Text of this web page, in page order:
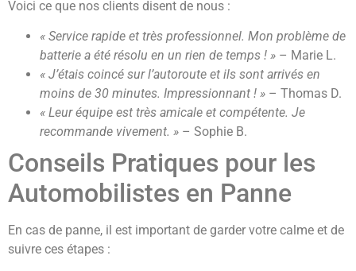
Voici ce que nos clients disent de nous :
« Service rapide et très professionnel. Mon problème de
batterie a été résolu en un rien de temps ! » – Marie L.
« J’étais coincé sur l’autoroute et ils sont arrivés en
moins de 30 minutes. Impressionnant ! » – Thomas D.
« Leur équipe est très amicale et compétente. Je
recommande vivement. » – Sophie B.
Conseils Pratiques pour les
Automobilistes en Panne
En cas de panne, il est important de garder votre calme et de
suivre ces étapes :